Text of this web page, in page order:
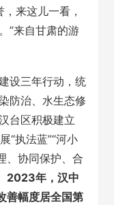
，来这儿一看，
”来自甘肃的游
设三年行动，统
防治、水生态修
台区积极建立
“执法蓝”“河小
、协同保护、合
2023年，汉中
善幅度居全国第